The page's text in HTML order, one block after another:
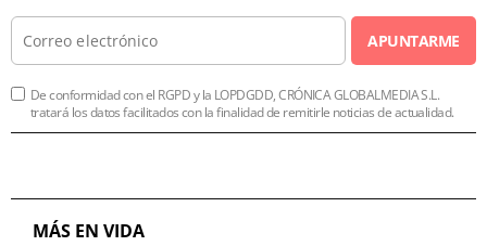
APUNTARME
De conformidad con el RGPD y la LOPDGDD, CRÓNICA GLOBALMEDIA S.L.
tratará los datos facilitados con la finalidad de remitirle noticias de actualidad.
MÁS EN VIDA